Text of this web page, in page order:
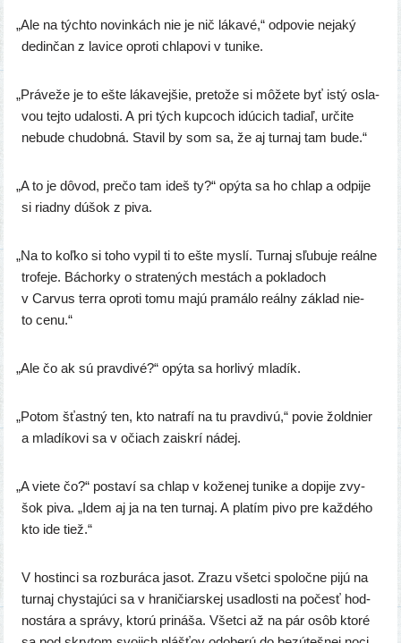
„Ale na tých­to novin­kách nie je nič láka­vé,“ odpo­vie neja­ký
dedin­čan z lavi­ce opro­ti chla­po­vi v tunike.
„Práveže je to ešte láka­vej­šie, pre­to­že si môže­te byť istý osla­
vou tej­to uda­los­ti. A pri tých kup­coch idú­cich tadiaľ, urči­te
nebu­de chu­dob­ná. Stavil by som sa, že aj tur­naj tam bude.“
„A to je dôvod, pre­čo tam ideš ty?“ opý­ta sa ho chlap a odpi­je
si riad­ny dúšok z piva.
„Na to koľ­ko si toho vypil ti to ešte mys­lí. Turnaj sľu­bu­je reál­ne
tro­fe­je. Báchorky o stra­te­ných mes­tách a pokla­doch
v Carvus ter­ra opro­ti tomu majú pra­má­lo reál­ny základ nie­
to cenu.“
„Ale čo ak sú prav­di­vé?“ opý­ta sa hor­li­vý mladík.
„Potom šťast­ný ten, kto natra­fí na tu prav­di­vú,“ povie žold­nier
a mla­dí­ko­vi sa v očiach zais­krí nádej.
„A vie­te čo?“ posta­ví sa chlap v kože­nej tuni­ke a dopi­je zvy­
šok piva. „Idem aj ja na ten tur­naj. A pla­tím pivo pre kaž­dé­ho
kto ide tiež.“
V hos­tin­ci sa roz­bu­rá­ca jasot. Zrazu všet­ci spo­loč­ne pijú na
tur­naj chys­ta­jú­ci sa v hra­ni­čiar­skej usad­los­ti na počesť hod­
nos­tá­ra a sprá­vy, kto­rú pri­ná­ša. Všetci až na pár osôb kto­ré